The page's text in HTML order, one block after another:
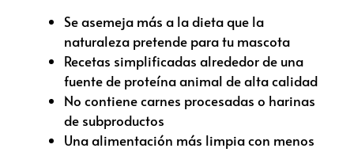
Se asemeja más a la dieta que la
naturaleza pretende para tu mascota
Recetas simplificadas alrededor de una
fuente de proteína animal de alta calidad
No contiene carnes procesadas o harinas
de subproductos
Una alimentación más limpia con menos